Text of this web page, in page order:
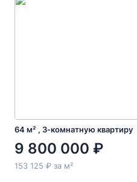
64 м² , 3-комнатную квартиру
9 800 000 ₽
153 125 ₽ за м²